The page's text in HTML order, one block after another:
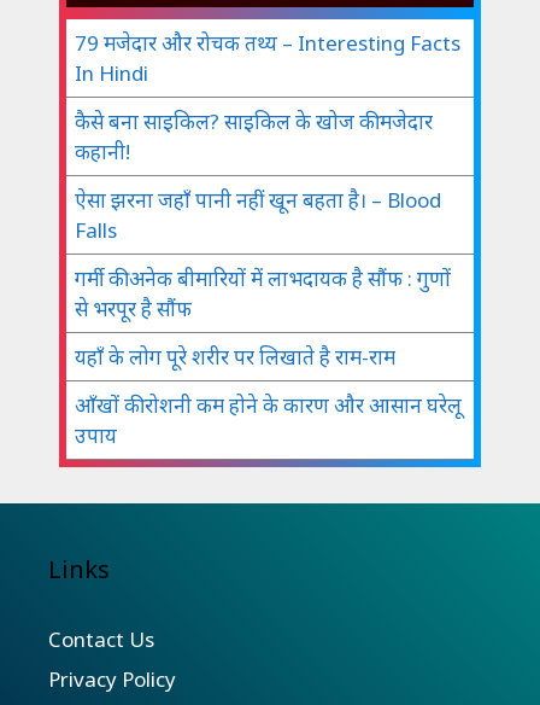
79 मजेदार और रोचक तथ्य – Interesting Facts
In Hindi
कैसे बना साइकिल? साइकिल के खोज की मजेदार
कहानी!
ऐसा झरना जहाँ पानी नहीं खून बहता है। – Blood
Falls
गर्मी की अनेक बीमारियों में लाभदायक है सौंफ : गुणों
से भरपूर है सौंफ
यहाँ के लोग पूरे शरीर पर लिखाते है राम-राम
आँखों की रोशनी कम होने के कारण और आसान घरेलू
उपाय
Links
Contact Us
Privacy Policy